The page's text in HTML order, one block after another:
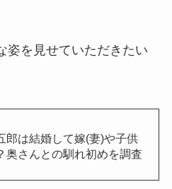
姿を見せていただきたい
郎は結婚して嫁(妻)や子供
奥さんとの馴れ初めを調査